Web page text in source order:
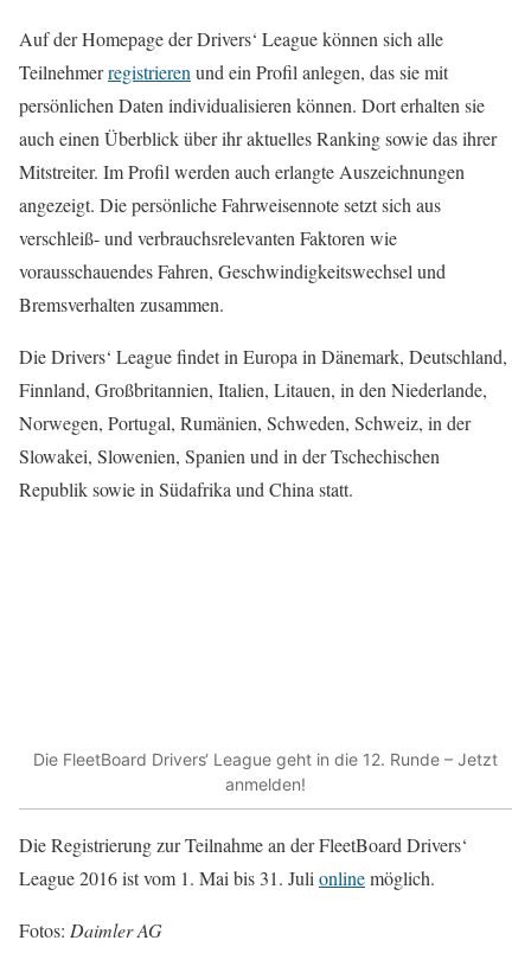
Auf der Homepage der Drivers‘ League können sich alle
Teilnehmerregistrieren und ein Profil anlegen, das sie mit
persönlichen Daten individualisieren können. Dort erhalten sie
auch einen Überblick über ihr aktuelles Ranking sowie das ihrer
Mitstreiter. Im Profil werden auch erlangte Auszeichnungen
angezeigt. Die persönliche Fahrweisennote setzt sich aus
verschleiß- und verbrauchsrelevanten Faktoren wie
vorausschauendes Fahren, Geschwindigkeitswechsel und
Bremsverhalten zusammen.
Die Drivers‘ League findet in Europa in Dänemark, Deutschland,
Finnland, Großbritannien, Italien, Litauen, in den Niederlande,
Norwegen, Portugal, Rumänien, Schweden, Schweiz, in der
Slowakei, Slowenien, Spanien und in der Tschechischen
Republik sowie in Südafrika und China statt.
Die FleetBoard Drivers‘ League geht in die 12. Runde – Jetzt
anmelden!
Die Registrierung zur Teilnahme an der FleetBoard Drivers‘
League 2016 ist vom 1. Mai bis 31. Juli onlinemöglich.
Fotos: Daimler AG